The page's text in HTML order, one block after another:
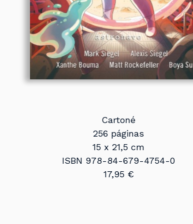
Cartoné
256 páginas
15 x 21,5 cm
ISBN 978-84-679-4754-0
17,95 €